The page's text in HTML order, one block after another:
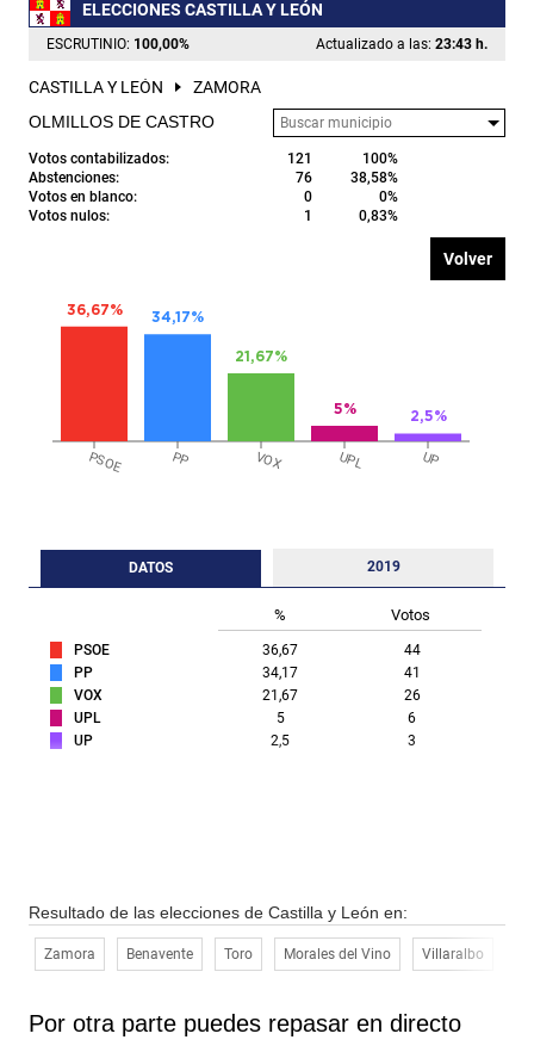
ELECCIONES CASTILLA Y LEÓN
ESCRUTINIO: 100,00% Actualizado a las: 23:43 h.
CASTILLA Y LEÓN
ZAMORA
OLMILLOS DE CASTRO
Votos contabilizados: 121
100%
Abstenciones:
76
38,58%
Votos en blanco:
0
0%
Votos nulos:
1 0,83%
Volver
PSOE PP VOX UPL UP
36,67% 34,17%
21,67%
5% 2,5%
DATOS 2019
% Votos
PSOE 36,67
44
PP
34,17
41
VOX
21,67
26
UPL
5
6
UP
2,5 3
Resultado de las elecciones de Castilla y León en:
Zamora Benavente Toro Morales del Vino Villaralbo
Por otra parte puedes repasar en directo